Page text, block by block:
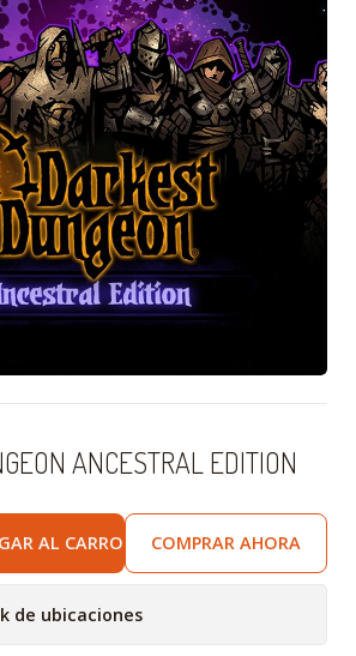
ANCESTRAL EDITION
AL CARRO COMPRAR AHORA
de ubicaciones